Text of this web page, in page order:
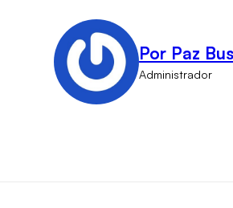
Por Paz
Administrador